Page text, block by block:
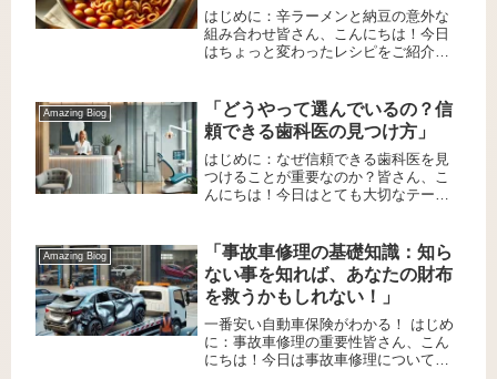
はじめに：辛ラーメンと納豆の意外な
組み合わせ皆さん、こんにちは！今日
はちょっと変わったレシピをご紹介し
聞く方も多いかもしれませんが、この
組み合わせ、実は驚くほど美味しいん
で...
Amazing Biog
「どうやって選んでいるの？信
頼できる歯科医の見つけ方」
はじめに：なぜ信頼できる歯科医を見
つけることが重要なのか？皆さん、こ
んにちは！今日はとても大切なテーマ
康な歯は、私たちの日常生活において
非常に重要です。痛みのない食事、自
信...
Amazing Biog
「事故車修理の基礎知識：知ら
ない事を知れば、あなたの財布
を救うかもしれない！」
一番安い自動車保険がわかる！ はじめ
に：事故車修理の重要性皆さん、こん
にちは！今日は事故車修理について、